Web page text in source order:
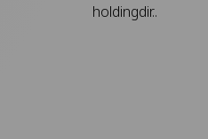
holdingdir..